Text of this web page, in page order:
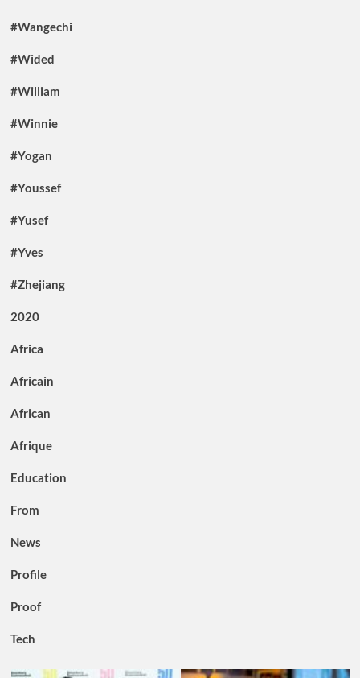
#Wangechi
#Wided
#William
#Winnie
#Yogan
#Youssef
#Yusef
#Yves
#Zhejiang
2020
Africa
Africain
African
Afrique
Education
From
News
Profile
Proof
Tech